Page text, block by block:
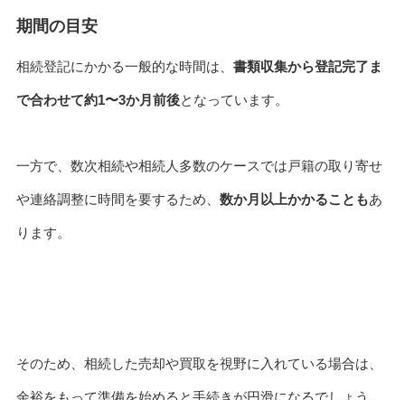
期間の目安
相続登記にかかる一般的な時間は、 書類収集から登記完了ま
で合わせて約1〜3か月前後となっています。
一方で、数次相続や相続人多数のケースでは戸籍の取り寄せ
や連絡調整に時間を要するため、 数か月以上かかることもあ
ります。
そのため、相続した売却や買取を視野に入れている場合は、